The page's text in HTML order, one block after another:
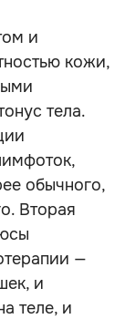
и
кожи,
тела.
обычного,
Вторая
—
и
теле, и